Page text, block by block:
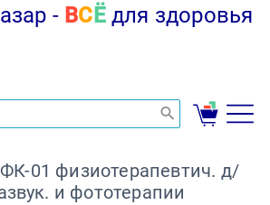
- ВС Ёдля здоровья
01 физиотерапевтич. д/
и фототерапии